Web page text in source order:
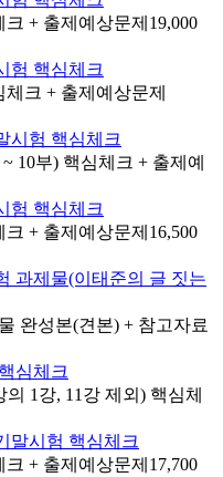
+ 출제예상문제 19,000
험 핵심체크
크 + 출제예상문제
시험 핵심체크
10부) 핵심체크 + 출제예
험 핵심체크
+ 출제예상문제 16,500
과제물(이태준의 글 짓는
완성본(견본) + 참고자료
심체크
의 1강, 11강 제외) 핵심체
말시험 핵심체크
+ 출제예상문제 17,700